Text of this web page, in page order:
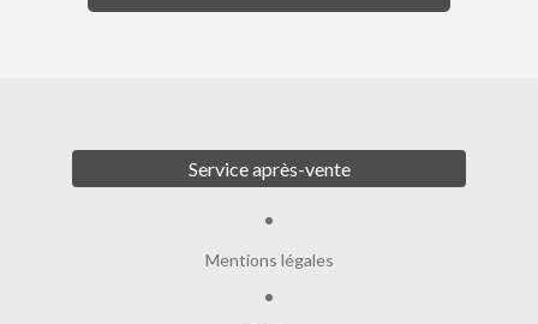
Service après-vente
Mentions légales